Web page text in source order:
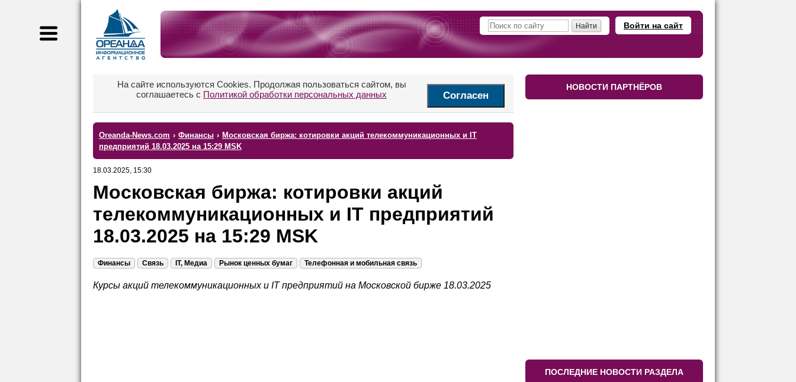
Войти на сайт
На сайте используются Cookies. Продолжая пользоваться сайтом, вы
соглашаетесь с Политикой обработки персональных данных Согласен
Oreanda-News.com › Финансы › Московская биржа: котировки акций телекоммуникационных и IT
предприятий 18.03.2025 на 15:29 MSK
18.03.2025, 15:30
Московская биржа: котировки акций
телекоммуникационных и IT предприятий
18.03.2025 на 15:29 MSK
Финансы Связь IT, Медиа Рынок ценных бумаг Телефонная и мобильная связь
Курсы акций телекоммуникационных и IT предприятий на Московской бирже 18.03.2025
НОВОСТИ ПАРТНЁРОВ
ПОСЛЕДНИЕ НОВОСТИ РАЗДЕЛА